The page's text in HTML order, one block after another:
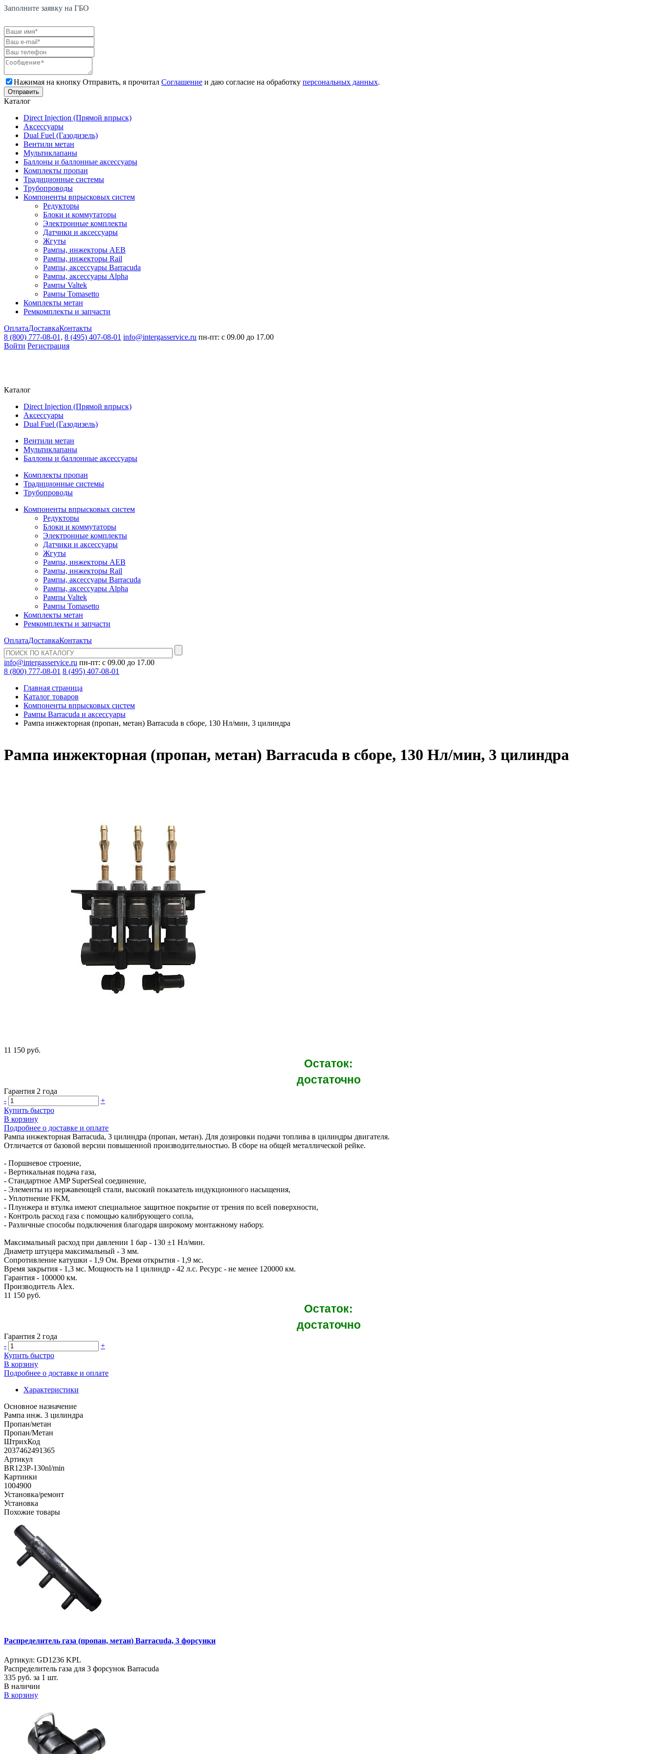
Заполните заявку на ГБО
Нажимая на кнопку Отправить, я прочитал Соглашение и даю согласие на обработку персональных данных.
Каталог
Direct Injection (Прямой впрыск)
Аксессуары
Dual Fuel (Газодизель)
Вентили метан
Мультиклапаны
Баллоны и баллонные аксессуары
Комплекты пропан
Традиционные системы
Трубопроводы
Компоненты впрысковых систем
Редукторы
Блоки и коммутаторы
Электронные комплекты
Датчики и аксессуары
Жгуты
Рампы, инжекторы AEB
Рампы, инжекторы Rail
Рампы, аксессуары Barracuda
Рампы, аксессуары Alpha
Рампы Valtek
Рампы Tomasetto
Комплекты метан
Ремкомплекты и запчасти
ОплатаДоставкаКонтакты
8 (800) 777-08-01, 8 (495) 407-08-01 info@intergasservice.ru пн-пт: с 09.00 до 17.00
Войти Регистрация
Каталог
Direct Injection (Прямой впрыск)
Аксессуары
Dual Fuel (Газодизель)
Вентили метан
Мультиклапаны
Баллоны и баллонные аксессуары
Комплекты пропан
Традиционные системы
Трубопроводы
Компоненты впрысковых систем
Редукторы
Блоки и коммутаторы
Электронные комплекты
Датчики и аксессуары
Жгуты
Рампы, инжекторы AEB
Рампы, инжекторы Rail
Рампы, аксессуары Barracuda
Рампы, аксессуары Alpha
Рампы Valtek
Рампы Tomasetto
Комплекты метан
Ремкомплекты и запчасти
ОплатаДоставкаКонтакты
info@intergasservice.ru пн-пт: с 09.00 до 17.00
8 (800) 777-08-01 8 (495) 407-08-01
Главная страница
Каталог товаров
Компоненты впрысковых систем
Рампы Barracuda и аксессуары
Рампа инжекторная (пропан, метан) Barracuda в сборе, 130 Нл/мин, 3 цилиндра
Рампа инжекторная (пропан, метан) Barracuda в сборе, 130 Нл/мин, 3 цилиндра
11 150 руб.
Остаток:
достаточно
Гарантия 2 года
-
+
Купить быстро
В корзину
Подробнее о доставке и оплате
Рампа инжекторная Barracuda, 3 цилиндра (пропан, метан). Для дозировки подачи топлива в цилиндры двигателя.
Отличается от базовой версии повышенной производительностью. В сборе на общей металлической рейке.
- Поршневое строение,
- Вертикальная подача газа,
- Стандартное AMP SuperSeal соединение,
- Элементы из нержавеющей стали, высокий показатель индукционного насыщения,
- Уплотнение FKM,
- Плунжера и втулка имеют специальное защитное покрытие от трения по всей поверхности,
- Контроль расход газа с помощью калибрующего сопла,
- Различные способы подключения благодаря широкому монтажному набору.
Maксимальный расход при давлении 1 бар - 130 ±1 Нл/мин.
Диаметр штуцера максимальный - 3 мм.
Сопротивление катушки - 1,9 Ом. Время открытия - 1,9 мс.
Время закрытия - 1,3 мс. Мощность на 1 цилиндр - 42 л.с. Ресурс - не менее 120000 км.
Гарантия - 100000 км.
Производитель Alex.
11 150 руб.
Остаток:
достаточно
Гарантия 2 года
-
+
Купить быстро
В корзину
Подробнее о доставке и оплате
Характеристики
Основное назначение
Рампа инж. 3 цилиндра
Пропан/метан
Пропан/Метан
ШтрихКод
2037462491365
Артикул
BR123P-130nl/min
Картинки
1004900
Установка/ремонт
Установка
Похожие товары
Распределитель газа (пропан, метан) Barracuda, 3 форсунки
Артикул: GD1236 KPL
Распределитель газа для 3 форсунок Barracuda
335 руб. за 1 шт.
В наличии
В корзину